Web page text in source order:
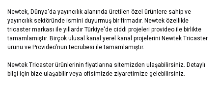
Newtek, Dünya'da yayıncılık alanında üretilen özel ürünlere sahip ve
yayıncılık sektöründe ismini duyurmuş bir firmadır. Newtek özellikle
tricaster markası ile yıllardır Türkiye'de ciddi projeleri provideo ile birlikte
tamamlamıştır. Birçok ulusal kanal yerel kanal projelerini Newtek Tricaster
ürünü ve Provideo'nun tecrübesi ile tamamlamıştır.
Newtek Tricaster ürünlerinin fiyatlarına sitemizden ulaşabilirsiniz. Detaylı
bilgi için bize ulaşabilir veya ofisimizde ziyaretimize gelebilirsiniz.